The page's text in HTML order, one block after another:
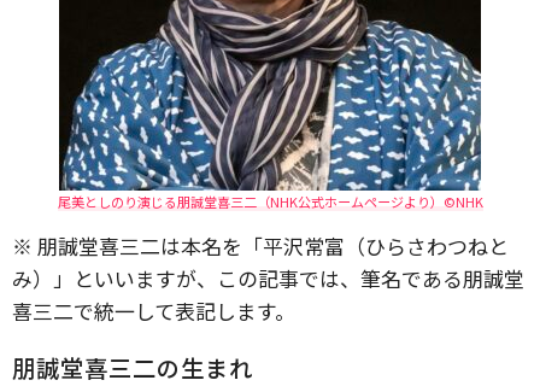
尾美としのり演じる朋誠堂喜三二（NHK公式ホームページより）©NHK
※ 朋誠堂喜三二は本名を「平沢常富（ひらさわつねと
み）」といいますが、この記事では、筆名である朋誠堂
喜三二で統一して表記します。
朋誠堂喜三二の生まれ